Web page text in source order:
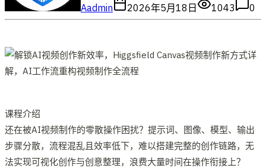
Aadmin 2026年5月18日 1043 0
课程介绍
还在被AI视频制作的零散操作困扰？提示词、图像、模型、输出
步骤分散，流程混乱且效率低下，难以搭建完整的创作链路，无
法实现可视化创作与创意整理，浪费大量时间在操作衔接上？